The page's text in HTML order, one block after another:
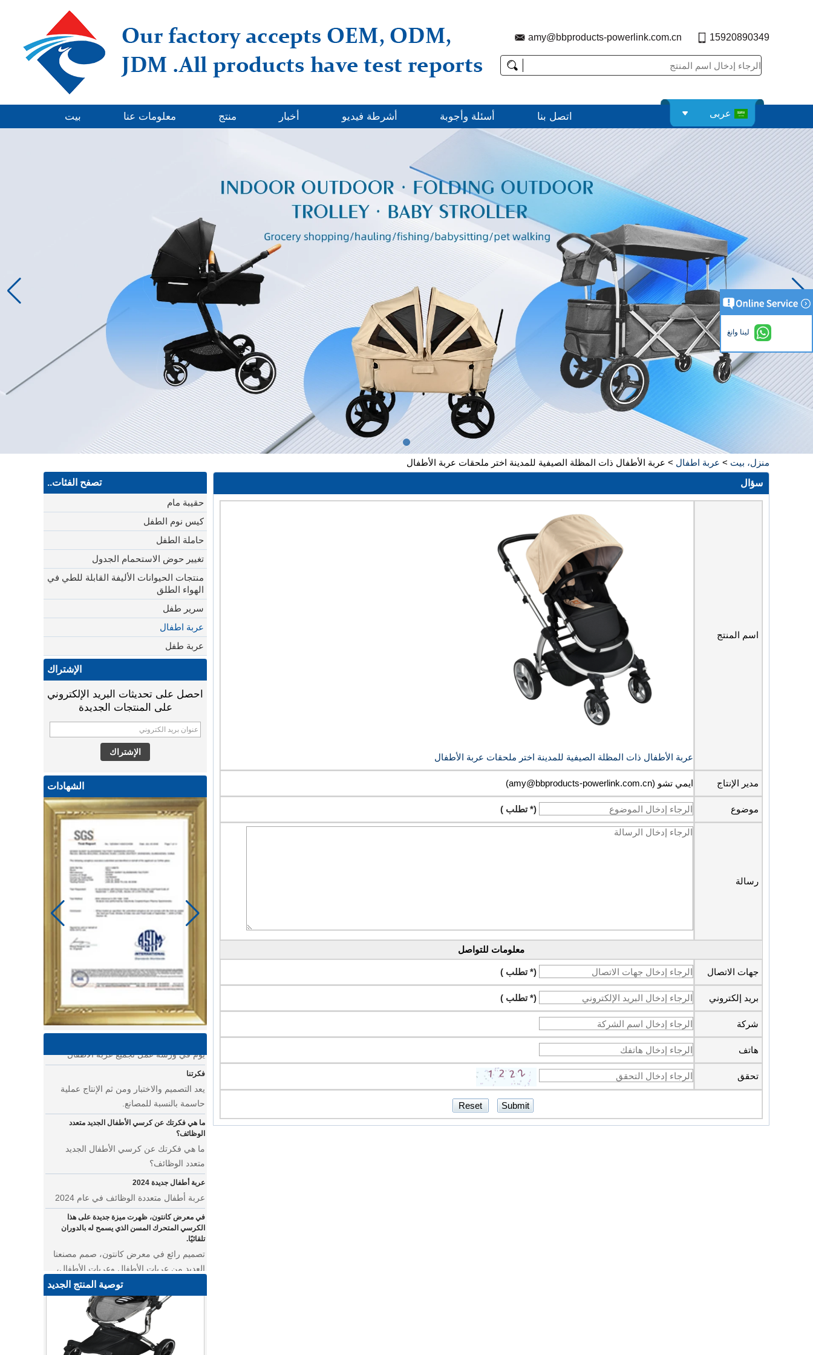
15920890349
amy@bbproducts-powerlink.com.cn
بيت معلومات عنا منتج أخبار أشرطة فيديو أسئلة وأجوبة اتصل بنا عربى
منزل، بيت > عربة اطفال > عربة الأطفال ذات المظلة الصيفية للمدينة اختر ملحقات عربة الأطفال
تصفح الفئات..
حقيبة مام
كيس نوم الطفل
حاملة الطفل
تغيير حوض الاستحمام الجدول
منتجات الحيوانات الأليفة القابلة للطي في
الهواء الطلق
سرير طفل
عربة اطفال
عربة طفل
الإشتراك
احصل على تحديثات البريد الإلكتروني
على المنتجات الجديدة
الشهادات
يوم الخياط في مصنع باور لينك لمنتجات الأطفال
استخدام ماكينة الخياطة وغيرها من الأدوات
لصنع سلع رائعة للأطفال.
يوم في ورشة عمل تجميع عربة الأطفال
فكرتنا
يعد التصميم والاختبار ومن ثم الإنتاج عملية
حاسمة بالنسبة للمصانع.
ما هي فكرتك عن كرسي الأطفال الجديد متعدد
الوظائف؟
ما هي فكرتك عن كرسي الأطفال الجديد
متعدد الوظائف؟
عربة أطفال جديدة 2024
عربة أطفال متعددة الوظائف في عام 2024
في معرض كانتون، ظهرت ميزة جديدة على هذا
الكرسي المتحرك المسن الذي يسمح له بالدوران
تلقائيًا.
تصميم رائع في معرض كانتون، صمم مصنعنا
العديد من عربات الأطفال وعربات الأطفال،
من معرض كانتون ليس بعيدًا عن مصنعنا.
أين يمكننا أن نذهب بأوشحة الأطفال على ظهورنا؟
عربة أطفال متعددة الوظائف للتوأم
• نقدم لك أحدث تصميماتنا - عربة أطفال
متعددة الوظائف تتميز بالأناقة والروعة. تتميز
توصية المنتج الجديد
سؤال
اسم المنتج
عربة الأطفال ذات المظلة الصيفية للمدينة اختر ملحقات عربة الأطفال
مدير الإنتاج ايمي تشو (amy@bbproducts-powerlink.com.cn)
موضوع (* تطلب )
رسالة
معلومات للتواصل
جهات الاتصال (* تطلب )
بريد إلكتروني (* تطلب )
شركة
هاتف
تحقق
لينا وانغ